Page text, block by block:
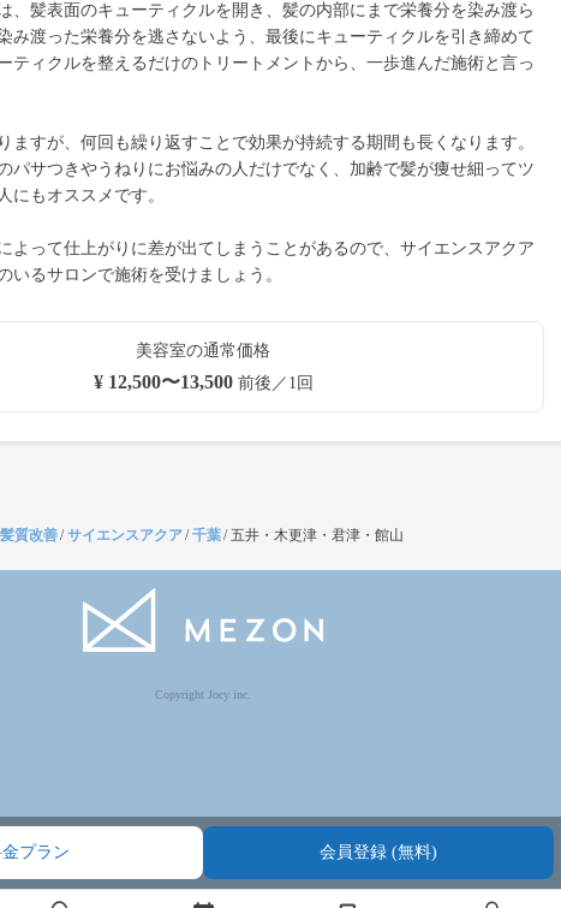
、髪表面のキューティクルを開き、髪の内部にまで栄養分を染み渡ら
み渡った栄養分を逃さないよう、最後にキューティクルを引き締めて
ティクルを整えるだけのトリートメントから、一歩進んだ施術と言っ
ますが、何回も繰り返すことで効果が持続する期間も長くなります。
パサつきやうねりにお悩みの人だけでなく、加齢で髪が痩せ細ってツ
にもオススメです。
よって仕上がりに差が出てしまうことがあるので、サイエンスアクア
いるサロンで施術を受けましょう。
美容室の通常価格
¥ 12,500〜13,500前後／1回
プラン 会員登録 (無料)
髪質改善/サイエンスアクア/千葉/五井・木更津・君津・館山
Copyright Jocy inc.